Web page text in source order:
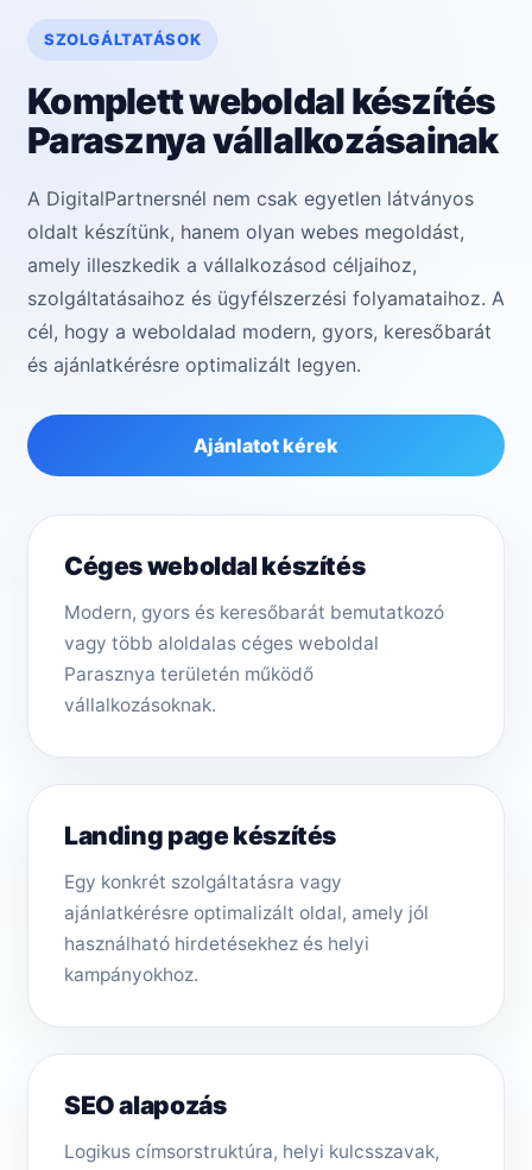
SZOLGÁLTATÁSOK
Komplett weboldal készítés
Parasznya vállalkozásainak
A DigitalPartnersnél nem csak egyetlen látványos
oldalt készítünk, hanem olyan webes megoldást,
amely illeszkedik a vállalkozásod céljaihoz,
szolgáltatásaihoz és ügyfélszerzési folyamataihoz. A
cél, hogy a weboldalad modern, gyors, keresőbarát
és ajánlatkérésre optimalizált legyen.
Ajánlatot kérek
Céges weboldal készítés
Modern, gyors és keresőbarát bemutatkozó
vagy több aloldalas céges weboldal
Parasznya területén működő
vállalkozásoknak.
Landing page készítés
Egy konkrét szolgáltatásra vagy
ajánlatkérésre optimalizált oldal, amely jól
használható hirdetésekhez és helyi
kampányokhoz.
SEO alapozás
Logikus címsorstruktúra, helyi kulcsszavak,